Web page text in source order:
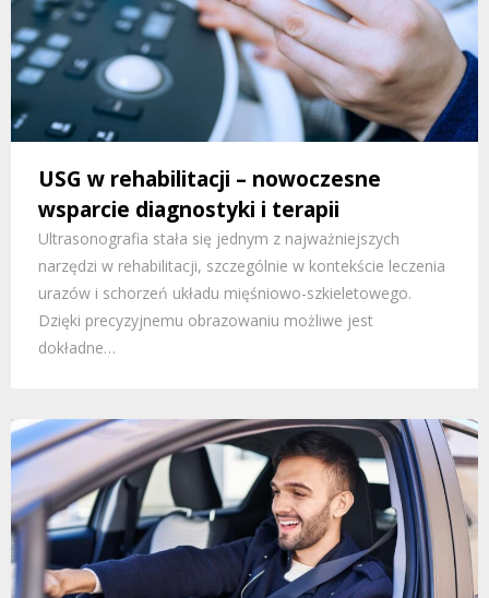
USG w rehabilitacji – nowoczesne
wsparcie diagnostyki i terapii
Ultrasonografia stała się jednym z najważniejszych
narzędzi w rehabilitacji, szczególnie w kontekście leczenia
urazów i schorzeń układu mięśniowo-szkieletowego.
Dzięki precyzyjnemu obrazowaniu możliwe jest
dokładne…